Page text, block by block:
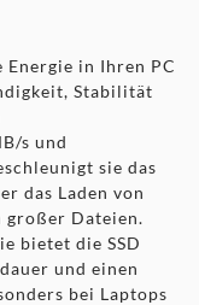
Energie in Ihren PC
Stabilität
s und
sie das
das Laden von
großer Dateien.
bietet die SSD
und einen
bei Laptops